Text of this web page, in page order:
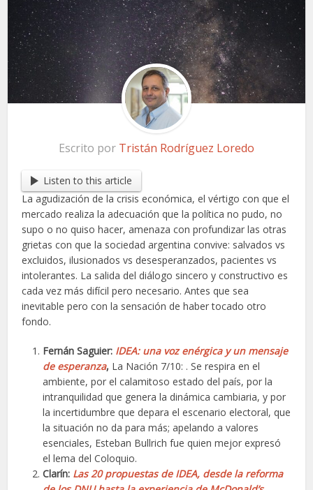
Escrito por Tristán Rodríguez Loredo
Listen to this article
La agudización de la crisis económica, el vértigo con que el
mercado realiza la adecuación que la política no pudo, no
supo o no quiso hacer, amenaza con profundizar las otras
grietas con que la sociedad argentina convive: salvados vs
excluidos, ilusionados vs desesperanzados, pacientes vs
intolerantes. La salida del diálogo sincero y constructivo es
cada vez más difícil pero necesario. Antes que sea
inevitable pero con la sensación de haber tocado otro
fondo.
Fernán Saguier: IDEA: una voz enérgica y un mensaje
de esperanza, La Nación 7/10: . Se respira en el
ambiente, por el calamitoso estado del país, por la
intranquilidad que genera la dinámica cambiaria, y por
la incertidumbre que depara el escenario electoral, que
la situación no da para más; apelando a valores
esenciales, Esteban Bullrich fue quien mejor expresó
el lema del Coloquio.
Clarín: Las 20 propuestas de IDEA, desde la reforma